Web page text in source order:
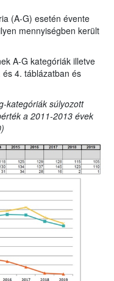
(A-G) esetén évente
mennyiségben került
A-G kategóriák illetve
4. táblázatban és
kategóriák súlyozott
a 2011-2013 évek